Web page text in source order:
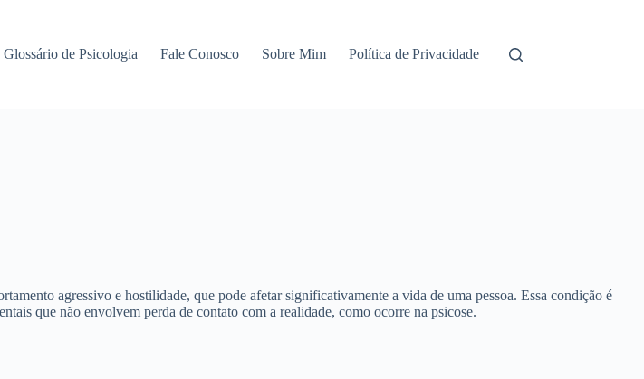
Glossário de Psicologia Fale Conosco Sobre Mim Política de Privacidade
agressivo e hostilidade, que pode afetar significativamente a vida de uma pessoa. Essa condição é
que não envolvem perda de contato com a realidade, como ocorre na psicose.